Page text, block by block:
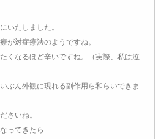
いたしました。
が対症療法のようですね。
くなるほど辛いですね。（実際、私は泣
ぶん外観に現れる副作用ら和らいできま
さいね。
ってきたら